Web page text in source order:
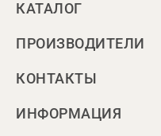
КАТАЛОГ
ПРОИЗВОДИТЕЛИ
КОНТАКТЫ
ИНФОРМАЦИЯ